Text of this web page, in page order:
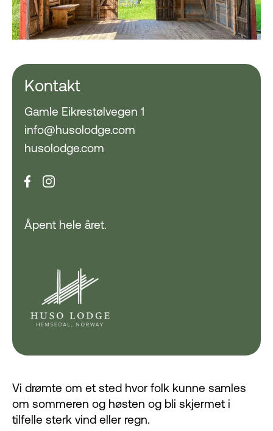
Vi drømte om et sted hvor folk kunne samles
om sommeren og høsten og bli skjermet i
tilfelle sterk vind eller regn.
Kontakt
Gamle Eikrestølvegen 1
info@husolodge.com
husolodge.com
Åpent hele året.